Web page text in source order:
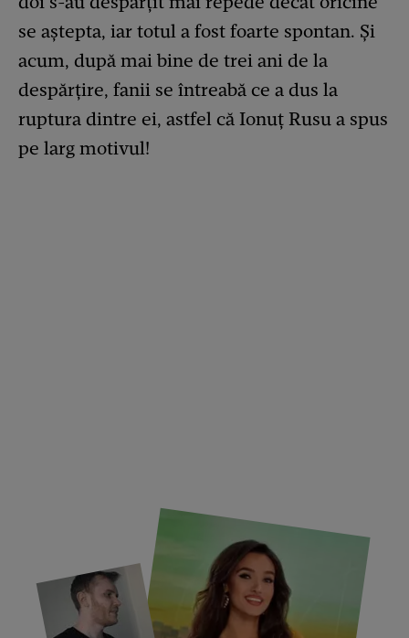
se aștepta, iar totul a fost foarte spontan. Și
acum, după mai bine de trei ani de la
despărțire, fanii se întreabă ce a dus la
ruptura dintre ei, astfel că Ionuț Rusu a spus
pe larg motivul!